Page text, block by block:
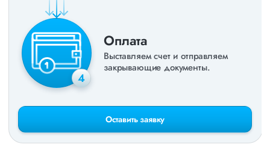
4
Оплата
Выставляем счет и отправляем
закрывающие документы.
Оставить заявку